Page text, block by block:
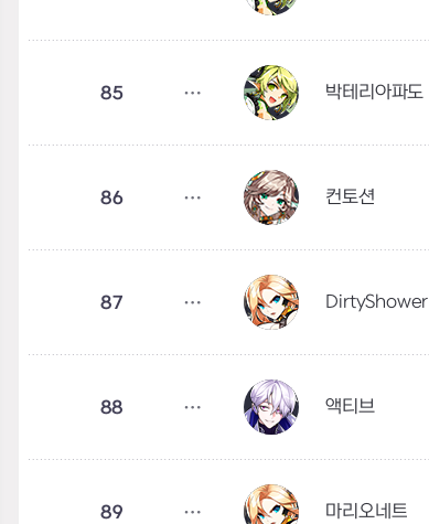
85 박테리아파도
86 컨토션
87 DirtyShower
88 액티브
89 마리오네트